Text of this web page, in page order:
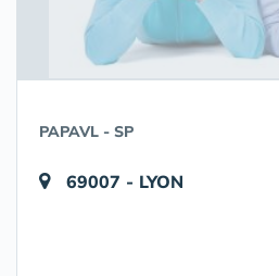
PAPAVL - SP
69007 - LYON